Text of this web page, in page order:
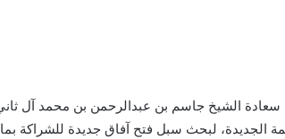
سعادة الشيخ جاسم بن عبدالرحمن بن محمد آل
الجديدة، لبحث سبل فتح آفاق جديدة للشراكة